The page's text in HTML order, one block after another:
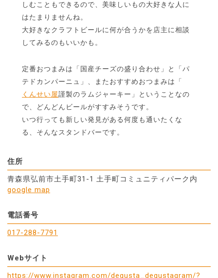
しむこともできるので、美味しいもの大好きな人に
はたまりませんね。
大好きなクラフトビールに何が合うかを店主に相談
してみるのもいいかも。
定番おつまみは「国産チーズの盛り合わせ」と「パ
テドカンパーニュ」、またおすすめおつまみは「
くんせい屋謹製のラムジャーキー」ということなの
で、どんどんビールがすすみそうです。
いつ行っても新しい発見がある何度も通いたくな
る、そんなスタンドバーです。
住所
青森県弘前市土手町31-1 土手町コミュニティパーク内
google map
電話番号
017-288-7791
Webサイト
https://www.instagram.com/degusta_degustagram/?